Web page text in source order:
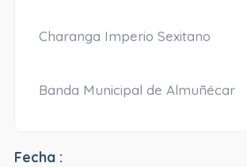
Charanga Imperio Sexitano
Banda Municipal de Almuñécar
Fecha :